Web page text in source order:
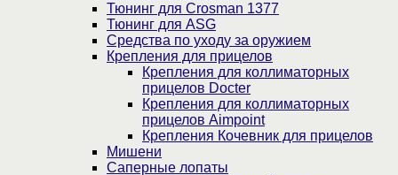
Тюнинг для Crosman 1377
Тюнинг для ASG
Средства по уходу за оружием
Крепления для прицелов
Крепления для коллиматорных
прицелов Docter
Крепления для коллиматорных
прицелов Aimpoint
Крепления Кочевник для прицелов
Мишени
Саперные лопаты